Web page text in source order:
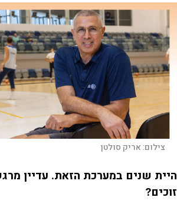
צילום:אריק סולטן
היית שנים במערכת הזאת. עדיין
זוכים?